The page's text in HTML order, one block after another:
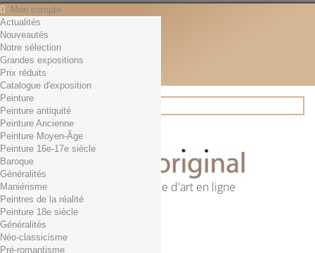
Mon compte
Contact
Français
English
Français
Actualités
Rechercher
Première librairie d'art en ligne
Panier (vide)
Aucun produit
0,01€ dès 29€ d'achat
Actualités
Nouveautés
Notre sélection
Grandes expositions
Prix réduits
Catalogue d'exposition
Peinture
Peinture antiquité
Peinture Ancienne
Peinture Moyen-Âge
Peinture 16e-17e siècle
Baroque
Généralités
Maniérisme
Peintres de la réalité
Peinture 18e siècle
Généralités
Néo-classicisme
Pré-romantisme